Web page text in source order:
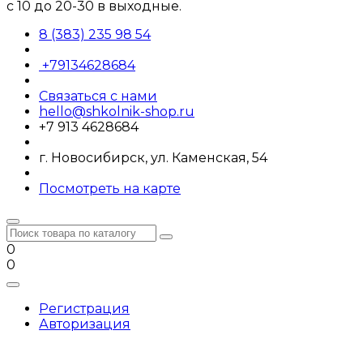
с 10 до 20-30 в выходные.
8 (383) 235 98 54
+79134628684
Связаться с нами
hello@shkolnik-shop.ru
+7 913 4628684
г. Новосибирск, ул. Каменская, 54
Посмотреть на карте
0
0
Регистрация
Авторизация